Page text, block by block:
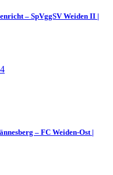
– SpVggSV Weiden II |
– FC Weiden-Ost |